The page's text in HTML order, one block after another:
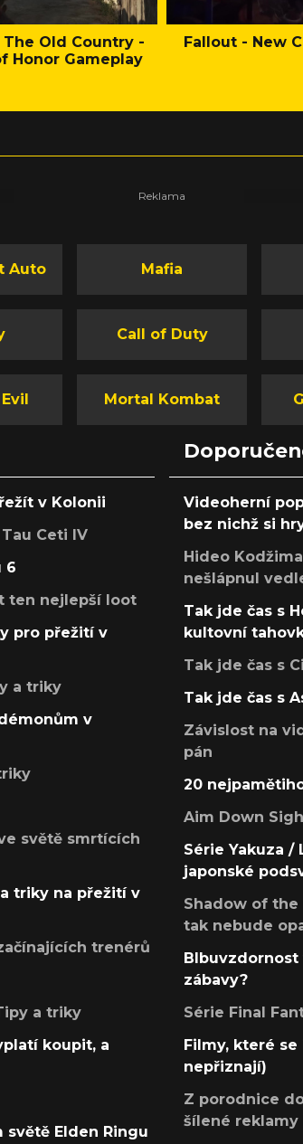
The Old Country -
Honor Gameplay
Fallout - New
Auto Mafia
Call of Duty
Mortal Kombat
v Kolonii
Ceti IV
6
ten nejlepší loot
pro přežití v
a triky
v
světě smrtících
triky na přežití v
trenérů
a triky
koupit, a
Elden Ringu
Videoherní
bez nichž si
Hideo
nešlápnul
Tak jde čas s
kultovní
Tak jde čas s
Tak jde čas s
Závislost na
pán
20
Aim Down
Série Yakuza /
japonské
Shadow of the
tak nebude
Blbuvzdornost
zábavy?
Série Final
Filmy, které
nepřiznají)
Z porodnice
šílené